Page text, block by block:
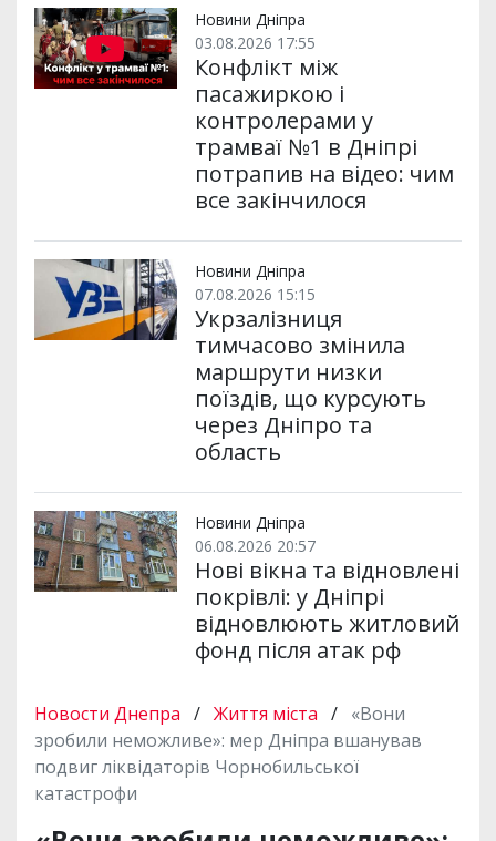
и k m p
Новини Дніпра
03.08.2026 17:55
Конфлікт між
пасажиркою і
контролерами у
трамваї №1 в Дніпрі
потрапив на відео: чим
все закінчилося
Новини Дніпра
07.08.2026 15:15
Укрзалізниця
тимчасово змінила
маршрути низки
поїздів, що курсують
через Дніпро та
область
Новини Дніпра
06.08.2026 20:57
Нові вікна та відновлені
покрівлі: у Дніпрі
відновлюють житловий
фонд після атак рф
Новости Днепра / Життя міста / «Вони
зробили неможливе»: мер Дніпра вшанував
подвиг ліквідаторів Чорнобильської
катастрофи